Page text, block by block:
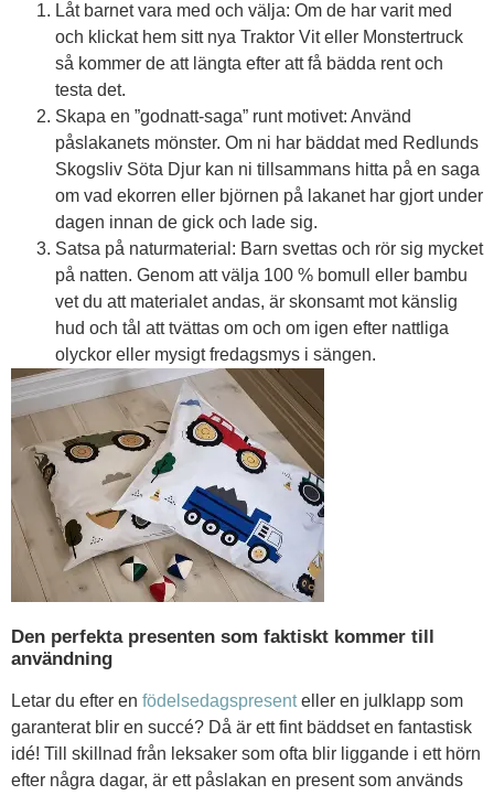
Låt barnet vara med och välja: Om de har varit med
och klickat hem sitt nya Traktor Vit eller Monstertruck
så kommer de att längta efter att få bädda rent och
testa det.
Skapa en ”godnatt-saga” runt motivet: Använd
påslakanets mönster. Om ni har bäddat med Redlunds
Skogsliv Söta Djur kan ni tillsammans hitta på en saga
om vad ekorren eller björnen på lakanet har gjort under
dagen innan de gick och lade sig.
Satsa på naturmaterial: Barn svettas och rör sig mycket
på natten. Genom att välja 100 % bomull eller bambu
vet du att materialet andas, är skonsamt mot känslig
hud och tål att tvättas om och om igen efter nattliga
olyckor eller mysigt fredagsmys i sängen.
Den perfekta presenten som faktiskt kommer till
användning
Letar du efter en födelsedagspresenteller en julklapp som
garanterat blir en succé? Då är ett fint bäddset en fantastisk
idé! Till skillnad från leksaker som ofta blir liggande i ett hörn
efter några dagar, är ett påslakan en present som används